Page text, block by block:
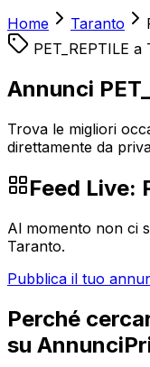
Home Taranto
PET_REPTILE a
Annunci
Trova le migliori
direttamente da
Feed Live:
Al momento non ci
Taranto.
Pubblica il tuo
Perché
su